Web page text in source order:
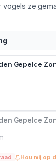
vogels ze
Gepelde
Gepelde
Hou mij op